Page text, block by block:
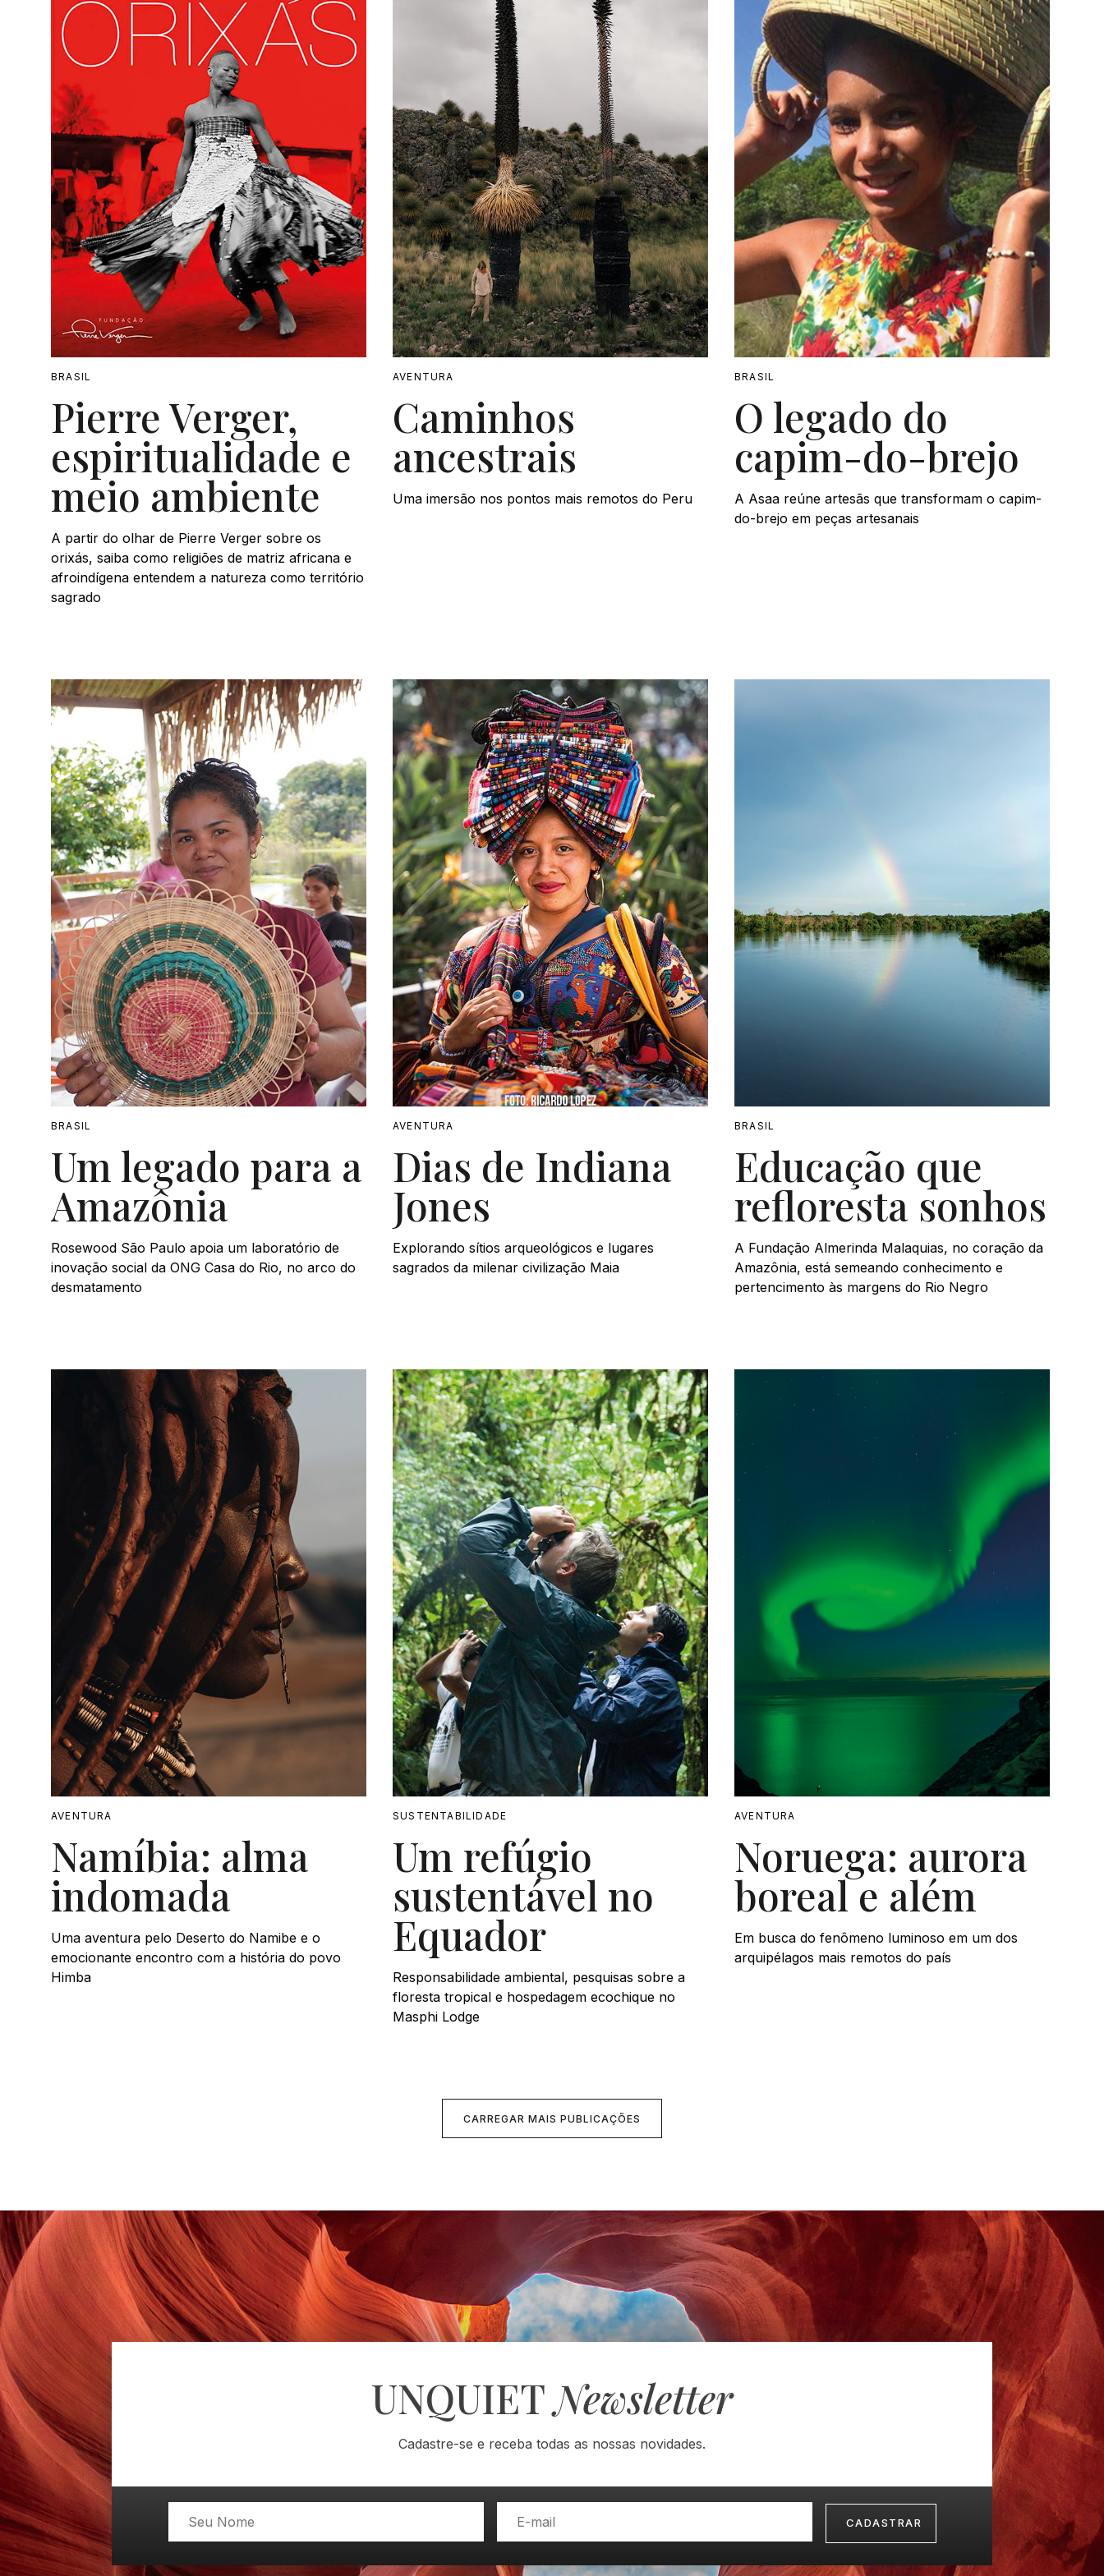
Proudly
BRASIL
Pierre Verger,
espiritualidade e
meio ambiente
A partir do olhar de Pierre Verger sobre os
orixás, saiba como religiões de matriz africana e
afroindígena entendem a natureza como território
sagrado
AVENTURA
Caminhos
ancestrais
Uma imersão nos pontos mais remotos do Peru
BRASIL
O legado do
capim-do-brejo
A Asaa reúne artesãs que transformam o capim-
do-brejo em peças artesanais
BRASIL
Um legado para a
Amazônia
Rosewood São Paulo apoia um laboratório de
inovação social da ONG Casa do Rio, no arco do
desmatamento
AVENTURA
Dias de Indiana
Jones
Explorando sítios arqueológicos e lugares
sagrados da milenar civilização Maia
BRASIL
Educação que
refloresta sonhos
A Fundação Almerinda Malaquias, no coração da
Amazônia, está semeando conhecimento e
pertencimento às margens do Rio Negro
AVENTURA
Namíbia: alma
indomada
Uma aventura pelo Deserto do Namibe e o
emocionante encontro com a história do povo
Himba
SUSTENTABILIDADE
Um refúgio
sustentável no
Equador
Responsabilidade ambiental, pesquisas sobre a
floresta tropical e hospedagem ecochique no
Masphi Lodge
AVENTURA
Noruega: aurora
boreal e além
Em busca do fenômeno luminoso em um dos
arquipélagos mais remotos do país
CARREGAR MAIS PUBLICAÇÕES
UNQUIETNewsletter
Cadastre-se e receba todas as nossas novidades.